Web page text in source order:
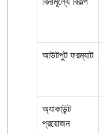
আউটপুট ফরম্যাট
অ্যাকাউন্ট
প্রয়োজন